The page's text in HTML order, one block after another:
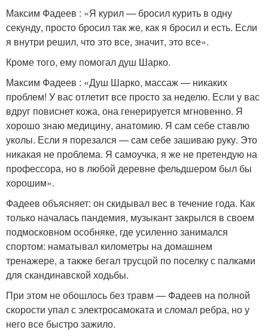
Максим Фадеев : «Я курил — бросил курить в одну
секунду, просто бросил так же, как я бросил и есть. Если
я внутри решил, что это все, значит, это все».
Кроме того, ему помогал душ Шарко.
Максим Фадеев : «Душ Шарко, массаж — никаких
проблем! У вас отлетит все просто за неделю. Если у вас
вдруг повиснет кожа, она генерируется мгновенно. Я
хорошо знаю медицину, анатомию. Я сам себе ставлю
уколы. Если я порезался — сам себе зашиваю руку. Это
никакая не проблема. Я самоучка, я же не претендую на
профессора, но в любой деревне фельдшером был бы
хорошим».
Фадеев объясняет: он скидывал вес в течение года. Как
только началась пандемия, музыкант закрылся в своем
подмосковном особняке, где усиленно занимался
спортом: наматывал километры на домашнем
тренажере, а также бегал трусцой по поселку с палками
для скандинавской ходьбы.
При этом не обошлось без травм — Фадеев на полной
скорости упал с электросамоката и сломал ребра, но у
него все быстро зажило.